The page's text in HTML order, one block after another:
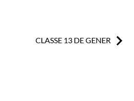
Next:
CLASSE 13 DE GENER